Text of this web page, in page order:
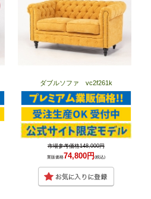
ダブルソファ vc2f261k
市場参考価格148,000円
業販価格74,800円(税込)